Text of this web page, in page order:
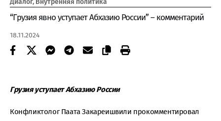
Диалог, Внутренняя политика
“Грузия явно уступает Абхазию России” – комментарий
18.11.2024
Грузия уступает Абхазию России
Конфликтолог Паата Закареишвили прокомментировал